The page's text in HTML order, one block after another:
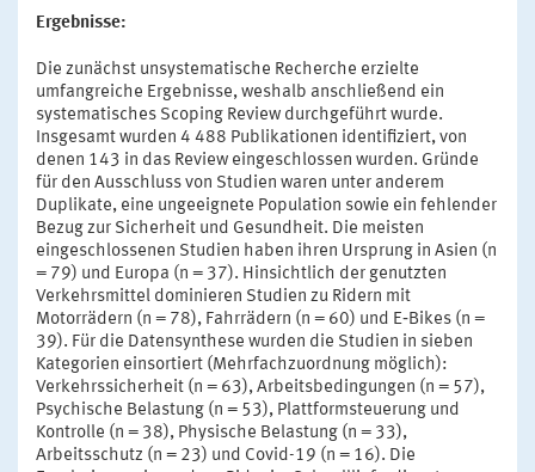
Ergebnisse:
Die zunächst unsystematische Recherche erzielte
umfangreiche Ergebnisse, weshalb anschließend ein
systematisches Scoping Review durchgeführt wurde.
Insgesamt wurden 4 488 Publikationen identifiziert, von
denen 143 in das Review eingeschlossen wurden. Gründe
für den Ausschluss von Studien waren unter anderem
Duplikate, eine ungeeignete Population sowie ein fehlender
Bezug zur Sicherheit und Gesundheit. Die meisten
eingeschlossenen Studien haben ihren Ursprung in Asien (n
= 79) und Europa (n = 37). Hinsichtlich der genutzten
Verkehrsmittel dominieren Studien zu Ridern mit
Motorrädern (n = 78), Fahrrädern (n = 60) und E‑Bikes (n =
39). Für die Datensynthese wurden die Studien in sieben
Kategorien einsortiert (Mehrfachzuordnung möglich):
Verkehrssicherheit (n = 63), Arbeitsbedingungen (n = 57),
Psychische Belastung (n = 53), Plattformsteuerung und
Kontrolle (n = 38), Physische Belastung (n = 33),
Arbeitsschutz (n = 23) und Covid-19 (n = 16). Die